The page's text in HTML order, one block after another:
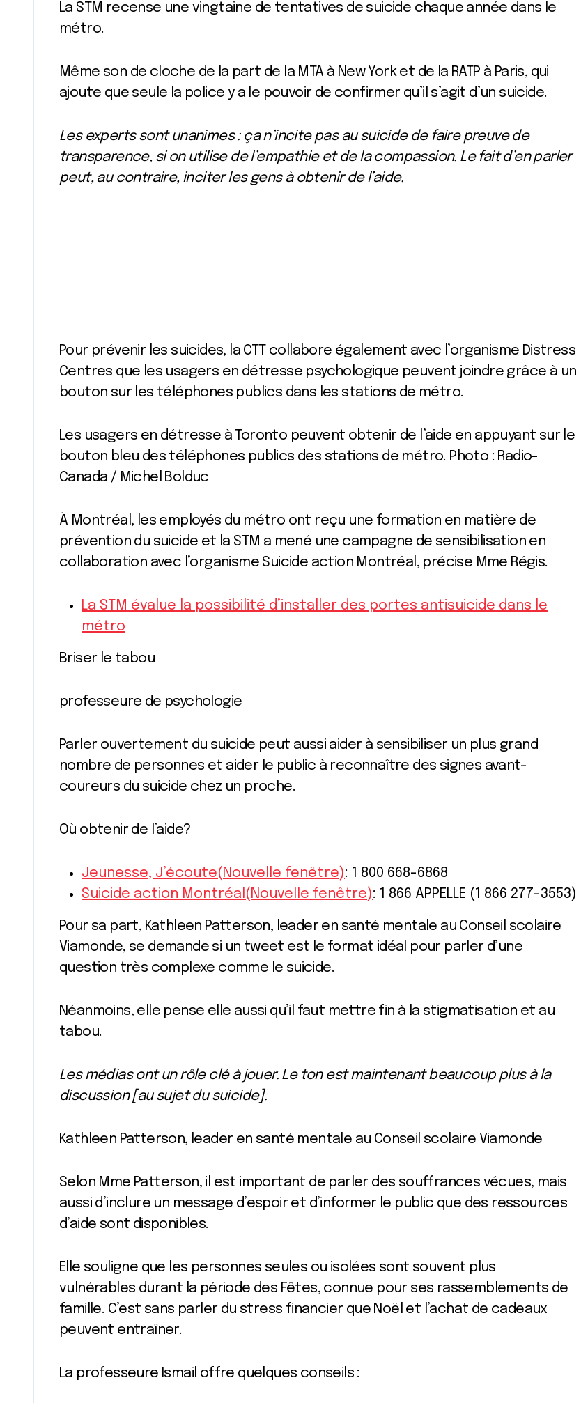
La STM recense une vingtaine de tentatives de suicide chaque année dans le
métro.
Même son de cloche de la part de la MTA à New York et de la RATP à Paris, qui
ajoute que seule la police y a le pouvoir de confirmer qu’il s’agit d’un suicide.
Les experts sont unanimes : ça n’incite pas au suicide de faire preuve de
transparence, si on utilise de l’empathie et de la compassion. Le fait d’en parler
peut, au contraire, inciter les gens à obtenir de l’aide.
Pour prévenir les suicides, la CTT collabore également avec l’organisme Distress
Centres que les usagers en détresse psychologique peuvent joindre grâce à un
bouton sur les téléphones publics dans les stations de métro.
Les usagers en détresse à Toronto peuvent obtenir de l’aide en appuyant sur le
bouton bleu des téléphones publics des stations de métro. Photo : Radio-
Canada / Michel Bolduc
À Montréal, les employés du métro ont reçu une formation en matière de
prévention du suicide et la STM a mené une campagne de sensibilisation en
collaboration avec l’organisme Suicide action Montréal, précise Mme Régis.
La STM évalue la possibilité d’installer des portes antisuicide dans le
métro
Briser le tabou
professeure de psychologie
Parler ouvertement du suicide peut aussi aider à sensibiliser un plus grand
nombre de personnes et aider le public à reconnaître des signes avant-
coureurs du suicide chez un proche.
Où obtenir de l’aide?
Jeunesse, J’écoute(Nouvelle fenêtre): 1 800 668-6868
Suicide action Montréal(Nouvelle fenêtre): 1 866 APPELLE (1 866 277-3553)
Pour sa part, Kathleen Patterson, leader en santé mentale au Conseil scolaire
Viamonde, se demande si un tweet est le format idéal pour parler d’une
question très complexe comme le suicide.
Néanmoins, elle pense elle aussi qu’il faut mettre fin à la stigmatisation et au
tabou.
Les médias ont un rôle clé à jouer. Le ton est maintenant beaucoup plus à la
discussion [au sujet du suicide].
Kathleen Patterson, leader en santé mentale au Conseil scolaire Viamonde
Selon Mme Patterson, il est important de parler des souffrances vécues, mais
aussi d’inclure un message d’espoir et d’informer le public que des ressources
d’aide sont disponibles.
Elle souligne que les personnes seules ou isolées sont souvent plus
vulnérables durant la période des Fêtes, connue pour ses rassemblements de
famille. C’est sans parler du stress financier que Noël et l’achat de cadeaux
peuvent entraîner.
La professeure Ismail offre quelques conseils :